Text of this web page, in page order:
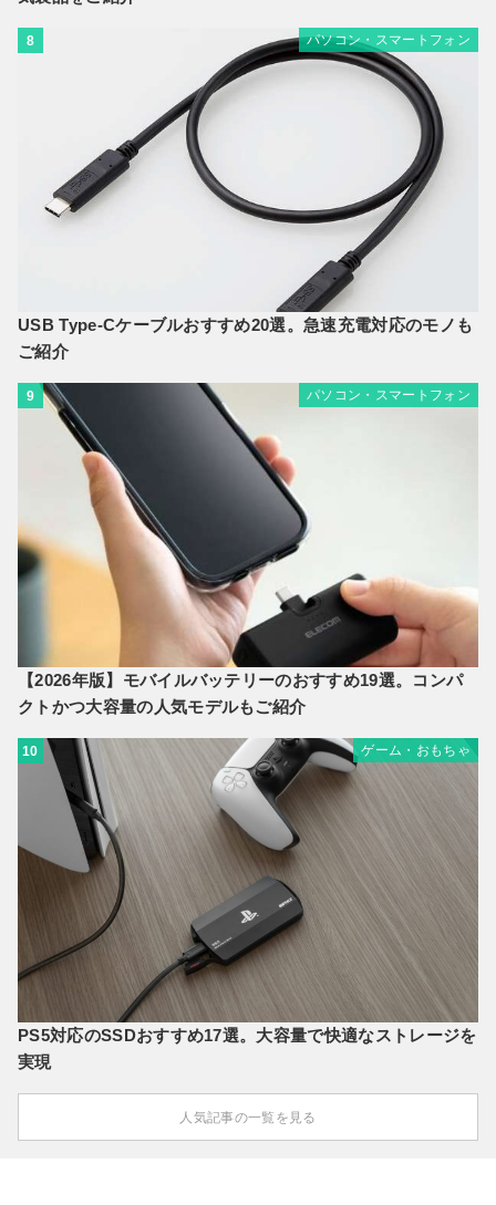
8 パソコン・スマートフォン
USB Type-Cケーブルおすすめ20選。急速充電対応のモノも
ご紹介
9 パソコン・スマートフォン
【2026年版】モバイルバッテリーのおすすめ19選。コンパ
クトかつ大容量の人気モデルもご紹介
10 ゲーム・おもちゃ
PS5対応のSSDおすすめ17選。大容量で快適なストレージを
実現
人気記事の一覧を見る